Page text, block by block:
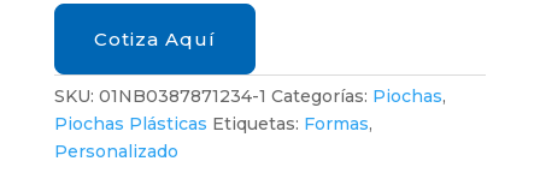
Cotiza Aquí
SKU: 01NB0387871234-1 Categorías: Piochas,
Piochas Plásticas Etiquetas: Formas,
Personalizado